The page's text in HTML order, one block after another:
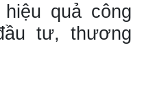
quả công
tư, thương